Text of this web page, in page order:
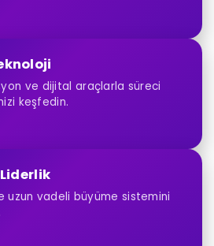
ve dijital araçlarla süreci
keşfedin.
uzun vadeli büyüme sistemini